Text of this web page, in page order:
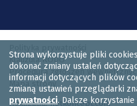
Klauzula RODO
Procedura zgłoszeń
Mapa strony
Realizacja:netkoncept.com
Strona wykorzystuje pliki
dokonać zmiany ustaleń
informacji dotyczących plików
zmianą ustawień przeglądarki
prywatności. Dalsze